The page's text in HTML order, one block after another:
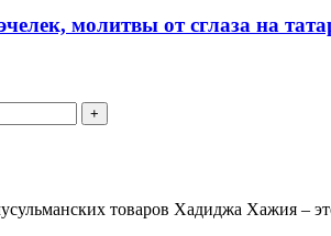
молитвы от сглаза на
товаров Хадиджа Хажия –